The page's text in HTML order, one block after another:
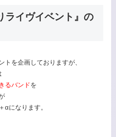
ライヴイベント』の
トを企画しておりますが、
るバンドを
αになります。